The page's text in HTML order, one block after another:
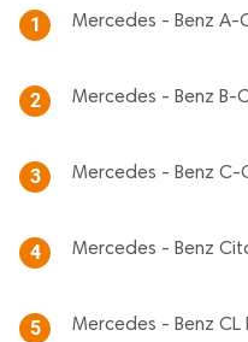
1 Mercedes - Benz A-
2 Mercedes - Benz B-
3 Mercedes - Benz C-
4 Mercedes - Benz
5 Mercedes - Benz CL